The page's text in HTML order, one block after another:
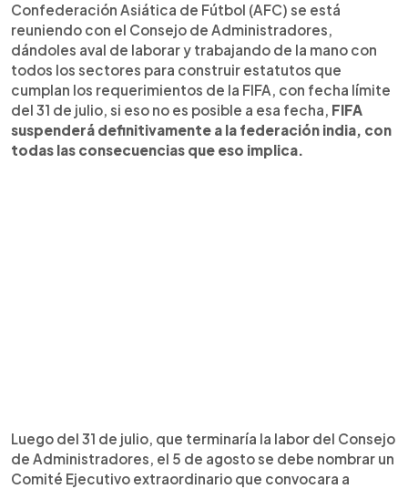
Confederación Asiática de Fútbol (AFC) se está
reuniendo con el Consejo de Administradores,
dándoles aval de laborar y trabajando de la mano con
todos los sectores para construir estatutos que
cumplan los requerimientos de la FIFA, con fecha límite
del 31 de julio, si eso no es posible a esa fecha, FIFA
suspenderá definitivamente a la federación india, con
todas las consecuencias que eso implica.
Luego del 31 de julio, que terminaría la labor del Consejo
de Administradores, el 5 de agosto se debe nombrar un
Comité Ejecutivo extraordinario que convocara a